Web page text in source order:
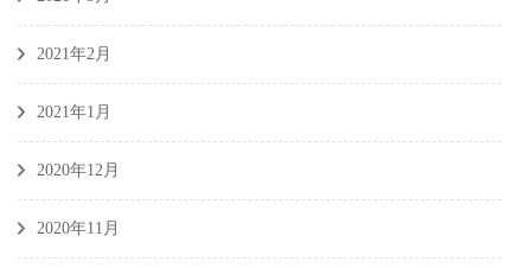
2021年2月
2021年1月
2020年12月
2020年11月